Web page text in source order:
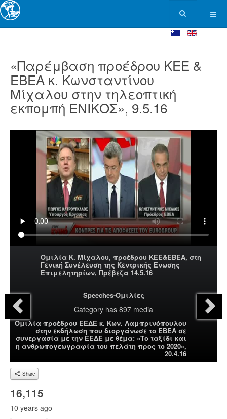
«Παρέμβαση προέδρου ΚΕΕ &
ΕΒΕΑ κ. Κωνσταντίνου
Μίχαλου στην τηλεοπτική
εκπομπή ΕΝΙΚΟΣ», 9.5.16
Ομιλία Κ. Μίχαλου, προέδρου ΚΕΕ&ΕΒΕΑ, στη
Γενική Συνέλευση της Κεντρικής Ένωσης
Επιμελητηρίων, Πρέβεζα 14.5.16
Speeches-Ομιλίες
Category has 897 media
Ομιλία προέδρου ΕΕΔΕ κ. Κων. Λαμπρινόπουλου
στην εκδήλωση που διοργάνωσε το ΕΒΕΑ σε
συνεργασία με την ΕΕΔΕ με θέμα: «Το ταξίδι και
η ανθρωπογεωγραφία του πελάτη προς το 2020»,
20.4.16
Share
16,115
10 years ago